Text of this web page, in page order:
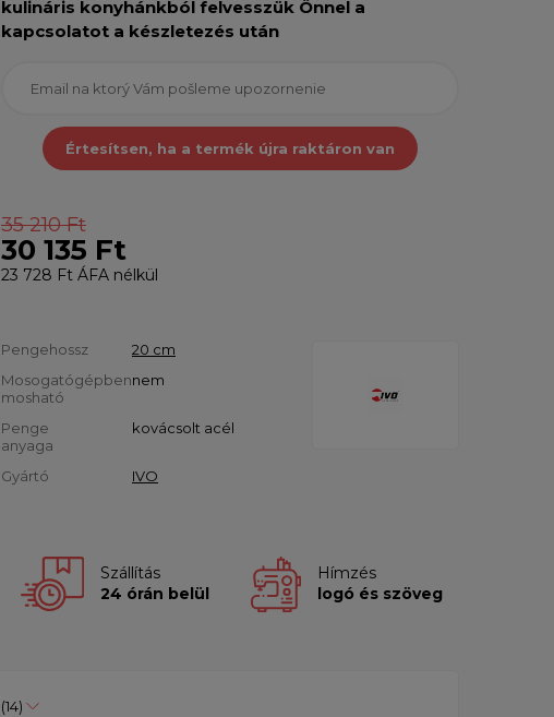
kulináris konyhánkból felvesszük Önnel a
kapcsolatot a készletezés után
Értesítsen, ha a termék újra raktáron van
35 210 Ft
30 135 Ft
23 728 Ft ÁFA nélkül
Pengehossz
20 cm
Mosogatógépben
mosható
nem
Penge
anyaga
kovácsolt acél
Gyártó IVO
Szállítás
24 órán belül
Hímzés
logó és szöveg
(14)